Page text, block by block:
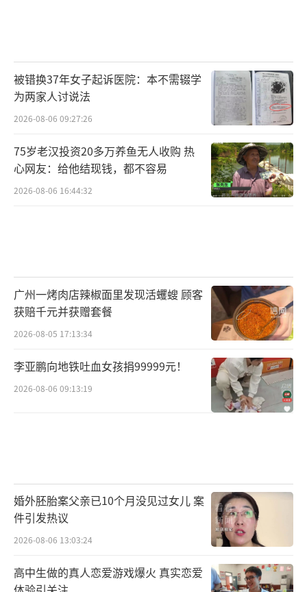
被错换37年女子起诉医院：本不需辍学
为两家人讨说法
2026-08-06 09:27:26
75岁老汉投资20多万养鱼无人收购 热
心网友：给他结现钱，都不容易
2026-08-06 16:44:32
广州一烤肉店辣椒面里发现活蠼螋 顾客
获赔千元并获赠套餐
2026-08-05 17:13:34
李亚鹏向地铁吐血女孩捐99999元！
2026-08-06 09:13:19
婚外胚胎案父亲已10个月没见过女儿 案
件引发热议
2026-08-06 13:03:24
高中生做的真人恋爱游戏爆火 真实恋爱